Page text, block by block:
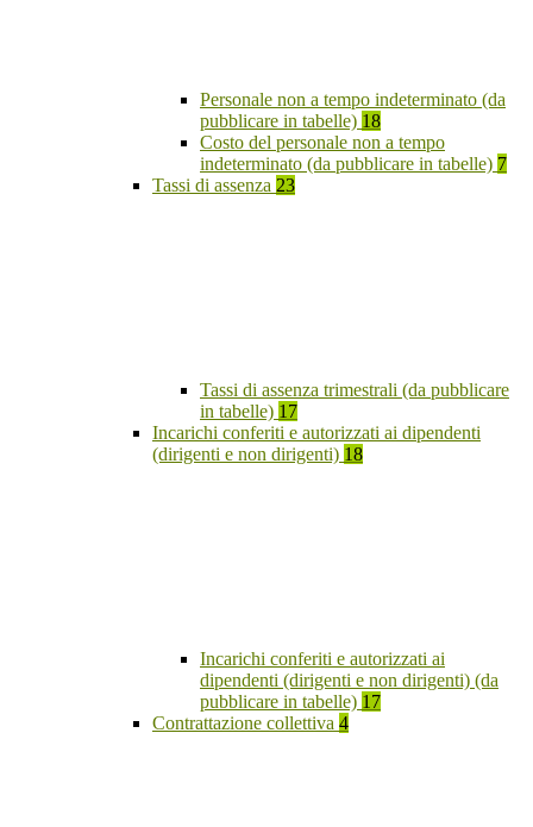
Personale non a tempo indeterminato (da
pubblicare in tabelle) 18
Costo del personale non a tempo
indeterminato (da pubblicare in tabelle) 7
Tassi di assenza 23
Tassi di assenza trimestrali (da pubblicare
in tabelle) 17
Incarichi conferiti e autorizzati ai dipendenti
(dirigenti e non dirigenti) 18
Incarichi conferiti e autorizzati ai
dipendenti (dirigenti e non dirigenti) (da
pubblicare in tabelle) 17
Contrattazione collettiva 4